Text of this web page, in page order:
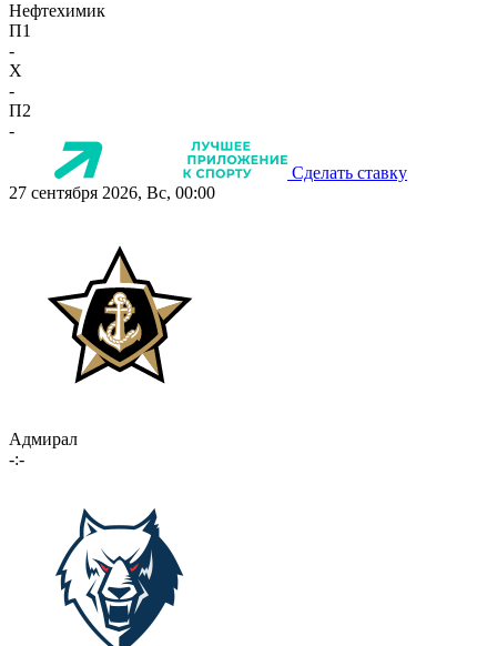
Нефтехимик
П1
-
X
-
П2
-
Сделать ставку
27 сентября 2026, Вс, 00:00
Адмирал
-:-